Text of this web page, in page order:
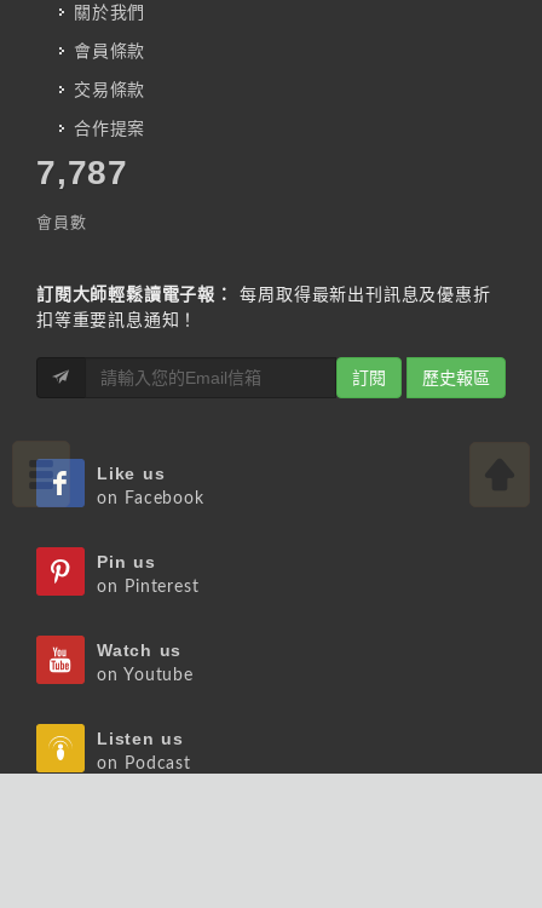
關於我們
會員條款
交易條款
合作提案
7,787
會員數
訂閱大師輕鬆讀電子報：
每周取得最新出刊訊息及優惠折
扣等重要訊息通知！
訂閱 歷史報區
Like us
on Facebook
Pin us
on Pinterest
Watch us
on Youtube
Listen us
on Podcast